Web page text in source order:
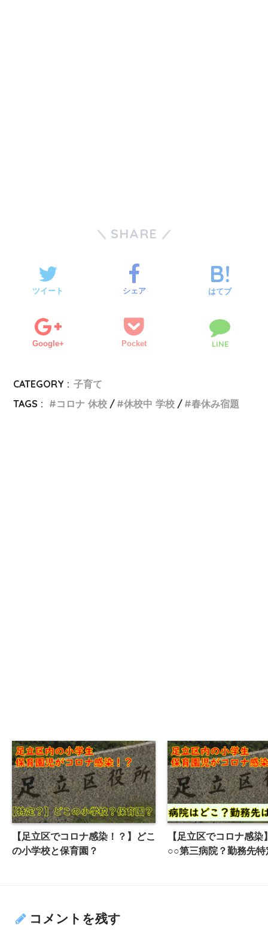
SHARE
ツイート シェア はてブ
Google+ Pocket LINE
CATEGORY : 子育て
TAGS :
コロナ 休校 休校中 学校 春休み宿題
【足立区でコロナ感染！？】どこ
の小学校と保育園？
【足立区でコロナ感染
○○第三病院？勤務先特
コメントを残す